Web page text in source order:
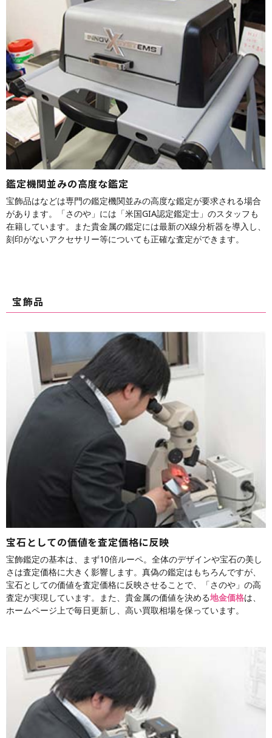
鑑定機関並みの高度な鑑定
宝飾品はなどは専門の鑑定機関並みの高度な鑑定が要求される場合
があります。「さのや」には「米国GIA認定鑑定士」のスタッフも
在籍しています。また貴金属の鑑定には最新のX線分析器を導入し、
刻印がないアクセサリー等についても正確な査定ができます。
宝飾品
宝石としての価値を査定価格に反映
宝飾鑑定の基本は、まず10倍ルーペ。全体のデザインや宝石の美し
さは査定価格に大きく影響します。真偽の鑑定はもちろんですが、
宝石としての価値を査定価格に反映させることで、「さのや」の高
査定が実現しています。また、貴金属の価値を決める地金価格は、
ホームページ上で毎日更新し、高い買取相場を保っています。